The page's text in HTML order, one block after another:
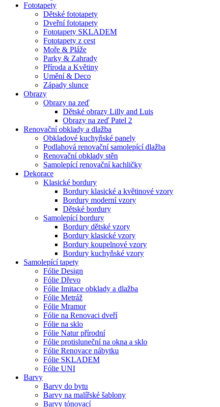
Fototapety
Dětské fototapety
Dveřní fototapety
Fototapety SKLADEM
Fototapety z cest
Moře & Pláže
Parky & Zahrady
Příroda a Květiny
Umění & Deco
Západy slunce
Obrazy
Obrazy na zeď
Dětské obrazy Lilly and Luis
Obrazy na zeď Patel 2
Renovační obklady a dlažba
Obkladové kuchyňské panely
Podlahová renovační samolepící dlažba
Renovační obklady stěn
Samolepící renovační kachličky
Dekorace
Klasické bordury
Bordury klasické a květinové vzory
Bordury moderní vzory
Dětské bordury
Samolepící bordury
Bordury dětské vzory
Bordury klasické vzory
Bordury koupelnové vzory
Bordury kuchyňské vzory
Samolepící tapety
Fólie Design
Fólie Dřevo
Fólie Imitace obklady a dlažba
Fólie Metráž
Fólie Mramor
Fólie na Renovaci dveří
Fólie na sklo
Fólie Natur přírodní
Fólie protisluneční na okna a sklo
Fólie Renovace nábytku
Fólie SKLADEM
Fólie UNI
Barvy
Barvy do bytu
Barvy na malířské šablony
Barvy tónovací